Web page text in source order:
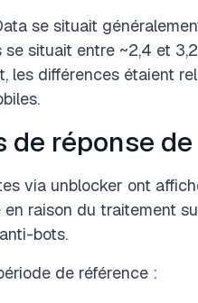
se situait
se situait entre ~2,4 et
les différences étaient
de réponse
via unblocker ont
en raison du traitement
bots.
de référence :